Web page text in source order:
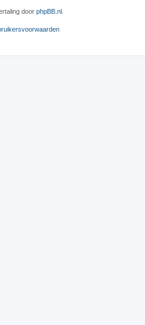
door phpBB.nl